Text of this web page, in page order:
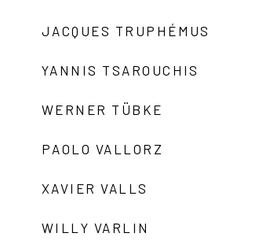
JACQUES TRUPHÉMUS
YANNIS TSAROUCHIS
WERNER TÜBKE
PAOLO VALLORZ
XAVIER VALLS
WILLY VARLIN